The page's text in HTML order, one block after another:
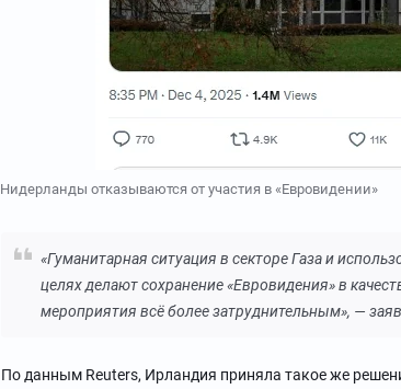
Нидерланды отказываются от участия в «Евровидении»
«Гуманитарная ситуация в секторе Газа и
целях делают сохранение «Евровидения» в
мероприятия всё более затруднительным», —
По данным Reuters, Ирландия приняла такое же